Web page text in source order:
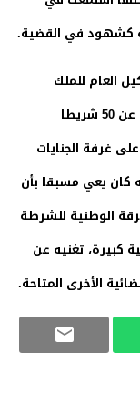
كشهود في القضية.
العام للملك
بمحكمة الاستئناف بالدار البيضاء، عندما تحدث عن 50 شريطا
غرفة الجنايات
كان يعي مسبقا بأن
الوطنية للشرطة
كبيرة، تغنيه عن
الأخرى المتاحة.